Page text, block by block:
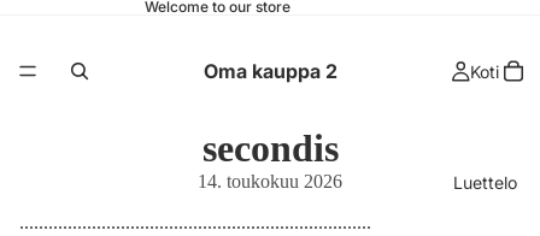
Welcome to our store
Oma kauppa 2 Koti
Luettelo
secondis
14. toukokuu 2026
.........................................................................